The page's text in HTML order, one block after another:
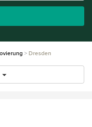
Dresden